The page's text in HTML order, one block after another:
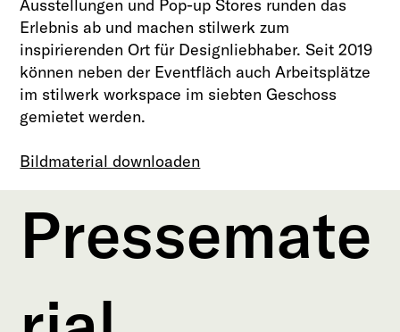
Pressemate
Ausstellungen und Pop-up Stores runden das
Erlebnis ab und machen stilwerk zum
inspirierenden Ort für Designliebhaber. Seit 2019
können neben der Eventfläch auch Arbeitsplätze
im stilwerk workspace im siebten Geschoss
gemietet werden.
Bildmaterial downloaden